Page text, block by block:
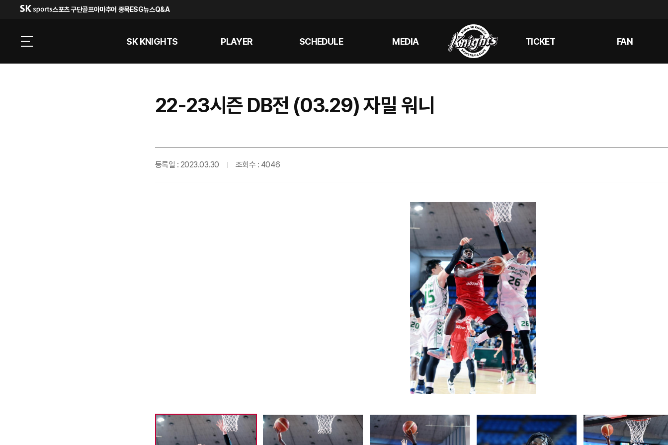
스포츠 구단골프아마추어 종목ESG뉴스Q&A
SK KNIGHTS PLAYER SCHEDULE MEDIA TICKET FAN
22-23시즌 DB전 (03.29) 자밀 워니
등록일 : 2023.03.30 조회수 : 4046